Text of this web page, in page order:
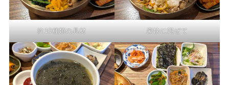
約10種類の具材 豪快に混ぜて